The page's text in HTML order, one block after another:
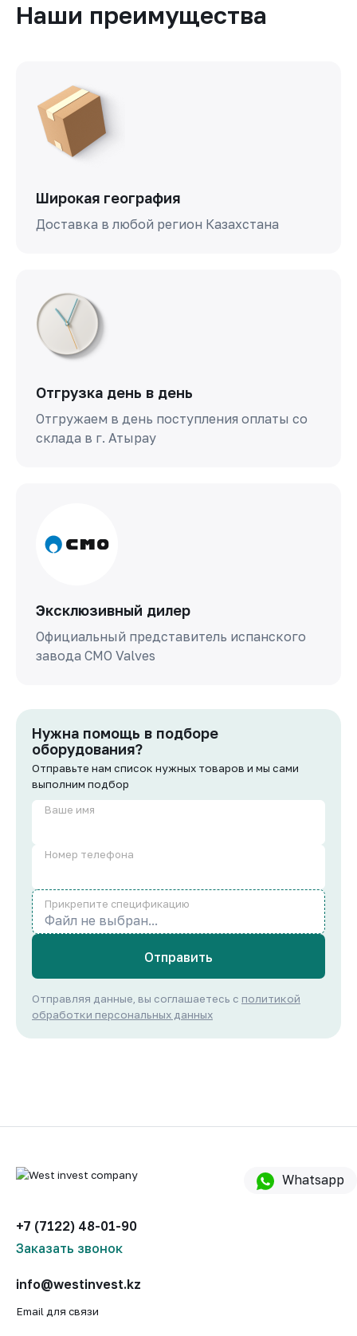
Наши преимущества
Широкая география
Доставка в любой регион Казахстана
Отгрузка день в день
Отгружаем в день поступления оплаты со
склада в г. Атырау
Эксклюзивный дилер
Официальный представитель испанского
завода СМО Valves
Нужна помощь в подборе
оборудования?
Отправьте нам список нужных товаров и мы сами
выполним подбор
Ваше имя
Номер телефона
Прикрепите спецификацию
Файл не выбран...
Отправить
Отправляя данные, вы соглашаетесь с политикой
обработки персональных данных
+7 (7122) 48-01-90
Заказать звонок
info@westinvest.kz
Email для связи
Whatsapp